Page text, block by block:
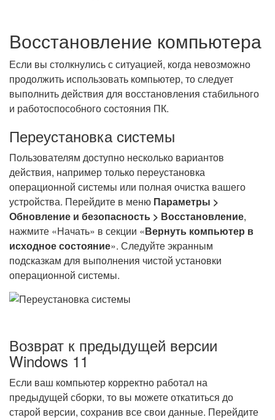
Восстановление компьютера
Если вы столкнулись с ситуацией, когда невозможно
продолжить использовать компьютер, то следует
выполнить действия для восстановления стабильного
и работоспособного состояния ПК.
Переустановка системы
Пользователям доступно несколько вариантов
действия, например только переустановка
операционной системы или полная очистка вашего
устройства. Перейдите в меню Параметры >
Обновление и безопасность > Восстановление,
нажмите «Начать» в секции «Вернуть компьютер в
исходное состояние». Следуйте экранным
подсказкам для выполнения чистой установки
операционной системы.
Возврат к предыдущей версии
Windows 11
Если ваш компьютер корректно работал на
предыдущей сборки, то вы можете откатиться до
старой версии, сохранив все свои данные. Перейдите